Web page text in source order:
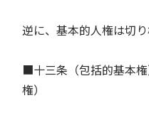
逆に、基本的人権は切
■十三条（包括的基本
権）